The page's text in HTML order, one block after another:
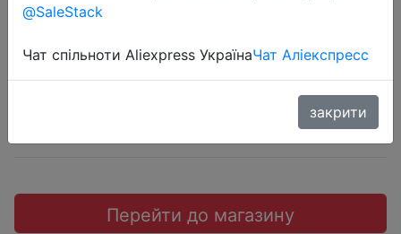
3043.53 руб.
Перейти до магазину
@SaleStack
Чат спільноти Aliexpress УкраїнаЧат Аліекспресс
закрити